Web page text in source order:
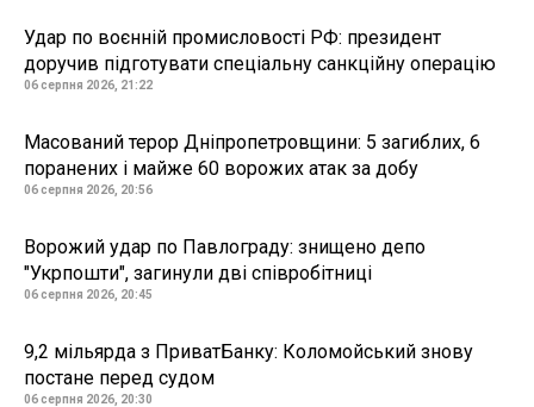
Удар по воєнній промисловості РФ: президент
доручив підготувати спеціальну санкційну операцію
06 серпня 2026, 21:22
Масований терор Дніпропетровщини: 5 загиблих, 6
поранених і майже 60 ворожих атак за добу
06 серпня 2026, 20:56
Ворожий удар по Павлограду: знищено депо
"Укрпошти", загинули дві співробітниці
06 серпня 2026, 20:45
9,2 мільярда з ПриватБанку: Коломойський знову
постане перед судом
06 серпня 2026, 20:30